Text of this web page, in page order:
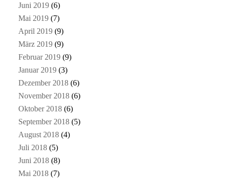
Juni 2019(6)
Mai 2019(7)
April 2019(9)
März 2019(9)
Februar 2019(9)
Januar 2019(3)
Dezember 2018(6)
November 2018(6)
Oktober 2018(6)
September 2018(5)
August 2018(4)
Juli 2018(5)
Juni 2018(8)
Mai 2018(7)